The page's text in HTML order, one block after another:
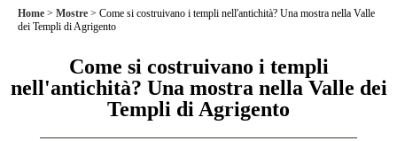
Home Mostre
Come si costruivano i templi nell'antichità? Una mostra nella Valle
dei Templi di Agrigento
Come si costruivano i templi
nell'antichità? Una mostra nella Valle dei
Templi di Agrigento